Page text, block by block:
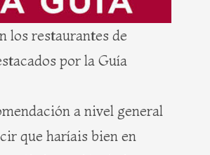
los restaurantes de
por la Guía
a nivel general
que haríais bien en